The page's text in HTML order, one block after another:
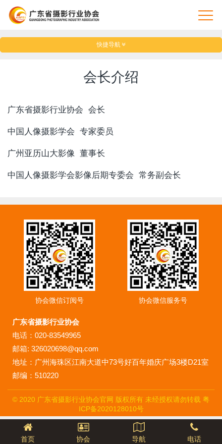
快捷导航
会长介绍
广东省摄影行业协会 会长
中国人像摄影学会 专家委员
广州亚历山大影像 董事长
中国人像摄影学会影像后期专委会 常务副会长
协会微信订阅号 协会微信服务号
广东省摄影行业协会
电话：020-83549965
邮箱: 326020698@qq.com
地址：广州海珠区江南大道中73号好百年婚庆广场3楼D21室
邮编：510220
© 2020 广东省摄影行业协会官网 版权所有 未经授权请勿转载 粤
ICP备2020128010号
首页 协会 导航 电话